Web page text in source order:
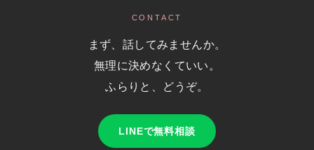
CONTACT
まず、話してみませんか。
無理に決めなくていい。
ふらりと、どうぞ。
LINEで無料相談